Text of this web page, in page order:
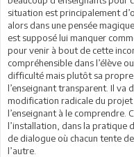
situation est principalement
alors dans une pensée
est supposé lui manquer
pour venir à bout de cette
compréhensible dans l’élève
difficulté mais plutôt sa
l’enseignant transparent. Il va
modification radicale du projet
l’enseignant à le comprendre.
l’installation, dans la pratique
de dialogue où chacun tente
l’autre.